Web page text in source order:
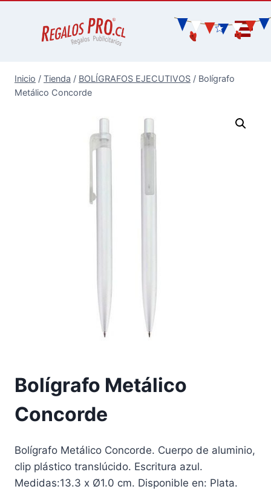
Inicio / Tienda / BOLÍGRAFOS EJECUTIVOS / Bolígrafo
Metálico Concorde
Bolígrafo Metálico
Concorde
Bolígrafo Metálico Concorde. Cuerpo de aluminio,
clip plástico translúcido. Escritura azul.
Medidas:13.3 x Ø1.0 cm. Disponible en: Plata.